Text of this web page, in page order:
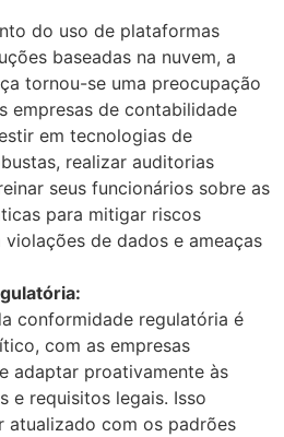
do uso de plataformas
baseadas na nuvem, a
tornou-se uma preocupação
empresas de contabilidade
em tecnologias de
realizar auditorias
seus funcionários sobre as
para mitigar riscos
violações de dados e ameaças
conformidade regulatória é
com as empresas
adaptar proativamente às
e requisitos legais. Isso
atualizado com os padrões